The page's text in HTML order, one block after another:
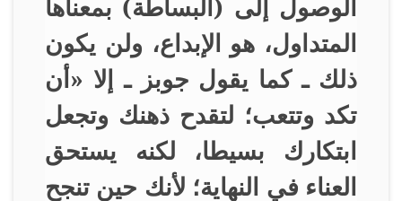
الوصول إلى (البساطة) بمعناها
المتداول، هو الإبداع، ولن يكون
ذلك ـ كما يقول جوبز ـ إلا «أن
تكد وتتعب؛ لتقدح ذهنك وتجعل
ابتكارك بسيطا، لكنه يستحق
العناء في النهاية؛ لأنك حين تنجح